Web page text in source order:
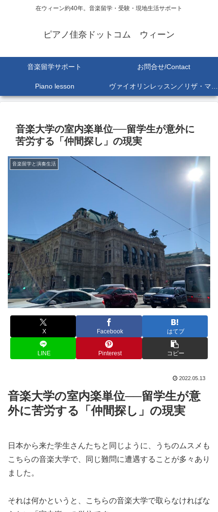
在ウィーン約40年。音楽留学・受験・現地生活サポート
ピアノ佳奈ドットコム ウィーン
音楽留学サポート お問合せ/Contact
Piano lesson ヴァイオリンレッスン／リザ・マリア Lisa-Maria SEKINE
音楽大学の室内楽単位──留学生が意外に
苦労する「仲間探し」の現実
音楽留学と演奏生活
X Facebook はてブ
LINE Pinterest コピー
2022.05.13
音楽大学の室内楽単位──留学生が意
外に苦労する「仲間探し」の現実
日本から来た学生さんたちと同じように、うちのムスメも
こちらの音楽大学で、同じ難問に遭遇することが多々あり
ました。
それは何かというと、こちらの音楽大学で取らなければな